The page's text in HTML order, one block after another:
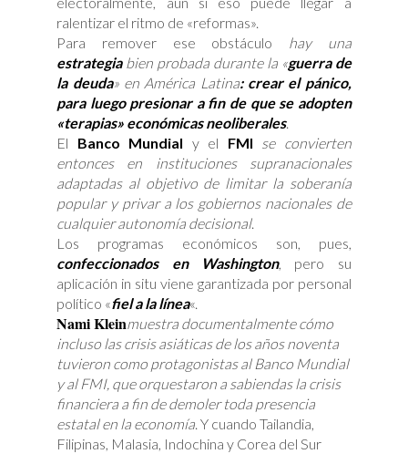
ralentizar el ritmo de «reformas».
Para remover ese obstáculo hay una
estrategiabien probada durante la «guerra de
la deuda» en América Latina: crear el pánico,
para luego presionar a fin de que se adopten
«terapias» económicas neoliberales.
El Banco Mundial y el FMI se convierten
entonces en instituciones supranacionales
adaptadas al objetivo de limitar la soberanía
popular y privar a los gobiernos nacionales de
cualquier autonomía decisional.
Los programas económicos son, pues,
confeccionados en Washington, pero su
aplicación in situ viene garantizada por personal
político «fiel a la línea«.
Nami Kleinmuestra documentalmente cómo
incluso las crisis asiáticas de los años noventa
tuvieron como protagonistas al Banco Mundial
y al FMI, que orquestaron a sabiendas la crisis
financiera a fin de demoler toda presencia
estatal en la economía. Y cuando Tailandia,
Filipinas, Malasia, Indochina y Corea del Sur